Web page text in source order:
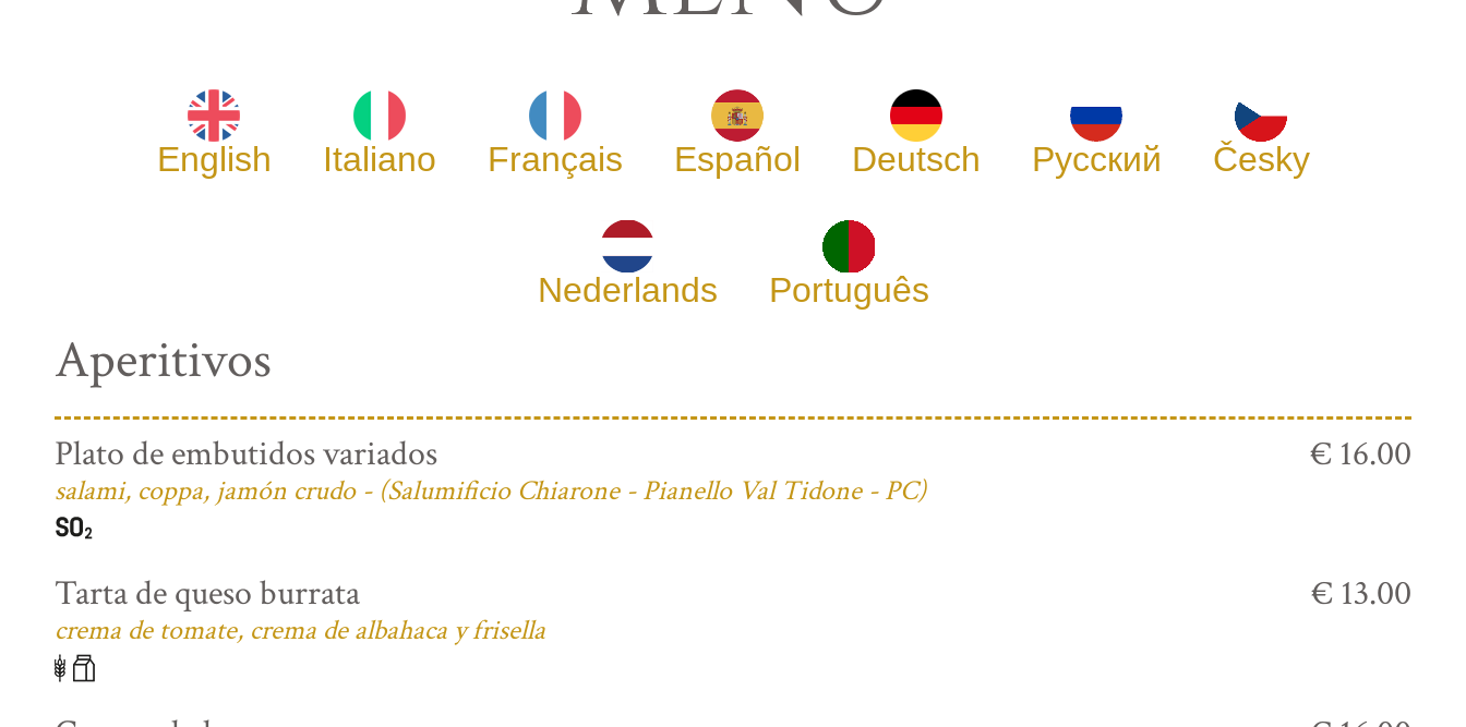
English Italiano Français Español Deutsch Русский Česky
Nederlands Português
Aperitivos
Plato de embutidos variados
salami, coppa, jamón crudo - (Salumificio Chiarone - Pianello Val Tidone - PC)
€ 16.00
Tarta de queso burrata
crema de tomate, crema de albahaca y frisella
€ 13.00